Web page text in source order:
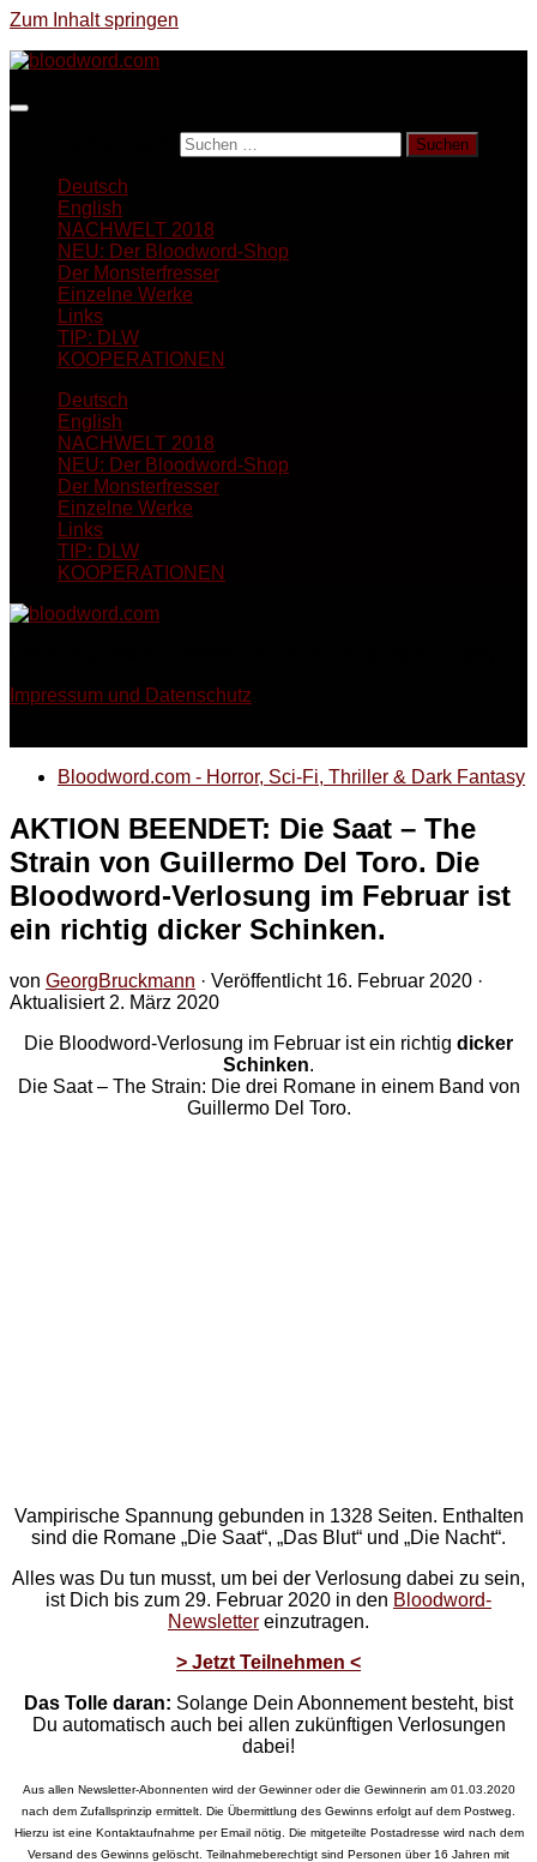
Zum Inhalt springen
Deutsch
English
NACHWELT 2018
NEU: Der Bloodword-Shop
Der Monsterfresser
Einzelne Werke
Links
TIP: DLW
KOOPERATIONEN
Deutsch
English
NACHWELT 2018
NEU: Der Bloodword-Shop
Der Monsterfresser
Einzelne Werke
Links
TIP: DLW
KOOPERATIONEN
Impressum und Datenschutz
Bloodword.com - Horror, Sci-Fi, Thriller & Dark Fantasy
AKTION BEENDET: Die Saat – The
Strain von Guillermo Del Toro. Die
Bloodword-Verlosung im Februar ist
ein richtig dicker Schinken.
von GeorgBruckmann · Veröffentlicht 16. Februar 2020 ·
Aktualisiert 2. März 2020
Die Bloodword-Verlosung im Februar ist ein richtig dicker
Schinken.
Die Saat – The Strain: Die drei Romane in einem Band von
Guillermo Del Toro.
Vampirische Spannung gebunden in 1328 Seiten. Enthalten
sind die Romane „Die Saat“, „Das Blut“ und „Die Nacht“.
Alles was Du tun musst, um bei der Verlosung dabei zu sein,
ist Dich bis zum 29. Februar 2020 in den Bloodword-
Newsletter einzutragen.
> Jetzt Teilnehmen <
Das Tolle daran: Solange Dein Abonnement besteht, bist
Du automatisch auch bei allen zukünftigen Verlosungen
dabei!
Aus allen Newsletter-Abonnenten wird der Gewinner oder die Gewinnerin am 01.03.2020
nach dem Zufallsprinzip ermittelt. Die Übermittlung des Gewinns erfolgt auf dem Postweg.
Hierzu ist eine Kontaktaufnahme per Email nötig. Die mitgeteilte Postadresse wird nach dem
Versand des Gewinns gelöscht. Teilnahmeberechtigt sind Personen über 16 Jahren mit